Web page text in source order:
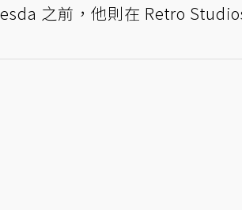
之前，他則在 Retro